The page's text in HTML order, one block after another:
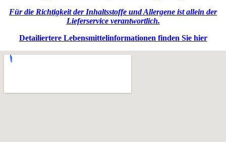
Für die Richtigkeit der Inhaltsstoffe und Allergene ist allein der
Lieferservice verantwortlich.
Detailiertere Lebensmittelinformationen finden Sie hier